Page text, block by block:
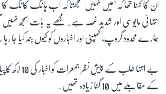
اُن کا کہنا تھا کہ "میں نہیں سمجھتا کہ اب ہانگ کانگ
انتہائی مایوسی اور شدید غصہ ہے۔ مجھے یہ بات سمجھ نہیں
ہمارے محدود گروپ، کمپنی اور اخباروں کو کیوں بند کیا جا
بے انتہا طلب
کے مقابلے میں 10 گنا زیادہ تھیں۔